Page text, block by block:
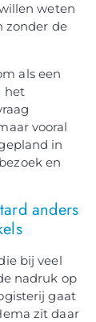
weten
zonder de
als een
het
vooral
in
en
anders
bij veel
nadruk op
gaat
zit daar